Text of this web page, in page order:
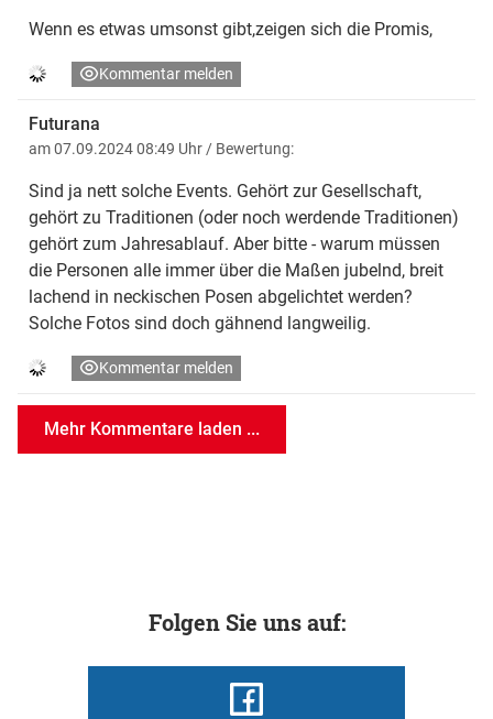
Wenn es etwas umsonst gibt,zeigen sich die Promis,
Kommentar melden
Futurana
am 07.09.2024 08:49 Uhr / Bewertung:
Sind ja nett solche Events. Gehört zur Gesellschaft,
gehört zu Traditionen (oder noch werdende Traditionen)
gehört zum Jahresablauf. Aber bitte - warum müssen
die Personen alle immer über die Maßen jubelnd, breit
lachend in neckischen Posen abgelichtet werden?
Solche Fotos sind doch gähnend langweilig.
Kommentar melden
Mehr Kommentare laden ...
Folgen Sie uns auf: